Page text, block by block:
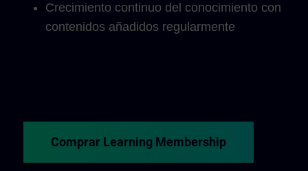
Crecimiento continuo del conocimiento con
contenidos añadidos regularmente
Comprar Learning Membership